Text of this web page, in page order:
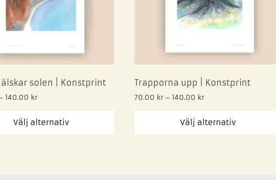
älskar solen | Konstprint
140.00 kr
Välj alternativ
Trapporna upp | Konstprint
70.00 kr – 140.00 kr
Välj alternativ